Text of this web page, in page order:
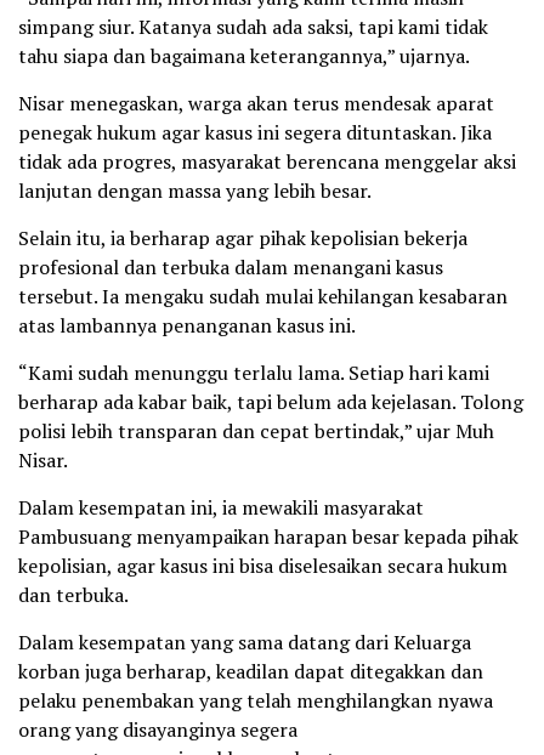
simpang siur. Katanya sudah ada saksi, tapi kami tidak
tahu siapa dan bagaimana keterangannya,” ujarnya.
Nisar menegaskan, warga akan terus mendesak aparat
penegak hukum agar kasus ini segera dituntaskan. Jika
tidak ada progres, masyarakat berencana menggelar aksi
lanjutan dengan massa yang lebih besar.
Selain itu, ia berharap agar pihak kepolisian bekerja
profesional dan terbuka dalam menangani kasus
tersebut. Ia mengaku sudah mulai kehilangan kesabaran
atas lambannya penanganan kasus ini.
“Kami sudah menunggu terlalu lama. Setiap hari kami
berharap ada kabar baik, tapi belum ada kejelasan. Tolong
polisi lebih transparan dan cepat bertindak,” ujar Muh
Nisar.
Dalam kesempatan ini, ia mewakili masyarakat
Pambusuang menyampaikan harapan besar kepada pihak
kepolisian, agar kasus ini bisa diselesaikan secara hukum
dan terbuka.
Dalam kesempatan yang sama datang dari Keluarga
korban juga berharap, keadilan dapat ditegakkan dan
pelaku penembakan yang telah menghilangkan nyawa
orang yang disayanginya segera